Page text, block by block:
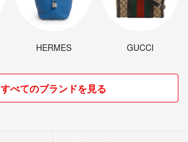
HERMES GUCCI
すべてのブランドを見る